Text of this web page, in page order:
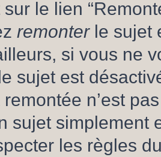
le lien
remonterle sujet
si vous ne
sujet est
n’est
sujet simplement
les règles